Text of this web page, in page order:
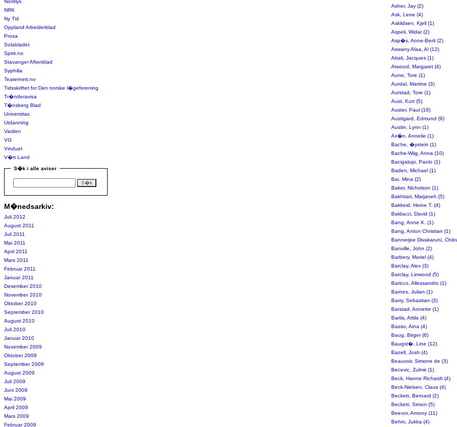
Nordlys
NRK
Ny Tid
Oppland Arbeiderblad
Prosa
Solabladet
Spirit.no
Stavanger Aftenblad
Syphilia
Teaternett.no
Tidsskriftet for Den norske l�geforening
Tr�nderavisa
T�nsberg Blad
Universitas
Utdanning
Varden
VG
Vinduet
V�rt Land
S�k i alle aviser
M�nedsarkiv:
Juli 2012
August 2011
Juli 2011
Mai 2011
April 2011
Mars 2011
Februar 2011
Januar 2011
Desember 2010
November 2010
Oktober 2010
September 2010
August 2010
Juli 2010
Januar 2010
November 2009
Oktober 2009
September 2009
August 2009
Juli 2009
Juni 2009
Mai 2009
April 2009
Mars 2009
Februar 2009
Asher, Jay (2)
Ask, Lene (4)
Askildsen, Kjell (1)
Aspeli, Widar (2)
Asp�s, Anne-Berit (2)
Aswany Alaa, Al (12)
Attali, Jacques (1)
Atwood, Margaret (4)
Aune, Tore (1)
Aurdal, Martine (3)
Aurstad, Tore (1)
Aust, Kurt (5)
Auster, Paul (18)
Austigard, Edmund (9)
Austin, Lynn (1)
Ax�n, Annelie (1)
Bache, �ystein (1)
Bache-Wiig, Anna (10)
Bacigalupi, Paolo (1)
Baden, Michael (1)
Bai, Mina (2)
Baker, Nicholson (1)
Bakhtiari, Marjaneh (5)
Bakkeid, Heine T. (4)
Baldacci, David (1)
Bang, Anne K. (1)
Bang, Anton Christian (1)
Bannerjee Divakaruni,
Banville, John (2)
Barbery, Muriel (4)
Barclay, Alex (3)
Barclay, Linwood (5)
Baricco, Allessandro (1)
Barnes, Julian (1)
Barry, Sebastian (3)
Barstad, Annette (1)
Bartis, Attila (4)
Basso, Aina (4)
Baug, Birger (6)
Baugst�, Line (12)
Bazell, Josh (4)
Beauvoir, Simone de (3)
Becevic, Zulmir (1)
Beck, Hanne Richardt (4)
Beck-Nielsen, Claus (4)
Beckett, Bernard (2)
Beckett, Simon (5)
Beevor, Antony (11)
Behm, Jukka (4)